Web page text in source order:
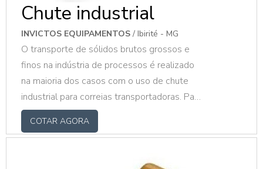
Chute industrial
INVICTOS EQUIPAMENTOS / Ibirité - MG
O transporte de sólidos brutos grossos e
finos na indústria de processos é realizado
na maioria dos casos com o uso de chute
industrial para correias transportadoras. Para
constantemente atender um determinado
fluxo de saída e compensar a flutuação de
de transferência são integradas a correias
COTAR AGORA